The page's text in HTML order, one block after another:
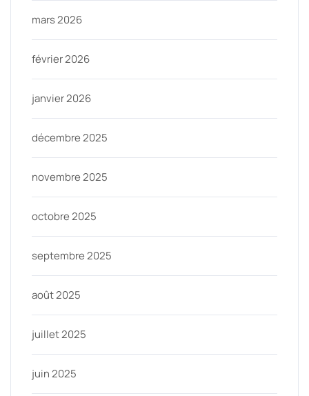
mars 2026
février 2026
janvier 2026
décembre 2025
novembre 2025
octobre 2025
septembre 2025
août 2025
juillet 2025
juin 2025